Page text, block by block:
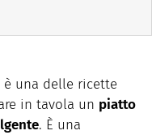
è una delle ricette
in tavola un piatto
. È una